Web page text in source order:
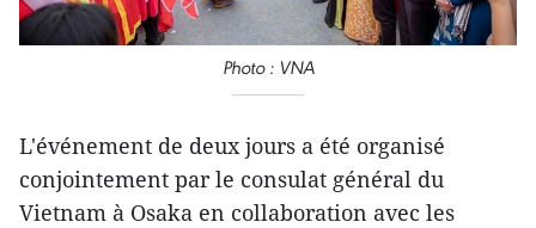
Photo : VNA
L'événement de deux jours a été organisé
conjointement par le consulat général du
Vietnam à Osaka en collaboration avec les